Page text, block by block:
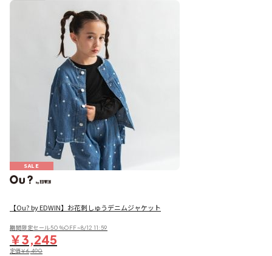
SALE
【Ou? by EDWIN】お花刺しゅうデニムジャケット
期間限定セール50％OFF~8/12 11:59
￥3,245
定価￥6,490